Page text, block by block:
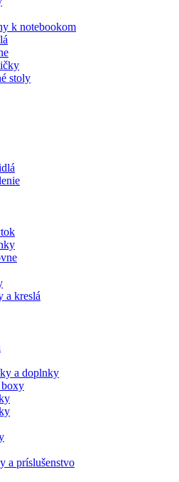
k notebookom
stoly
a kreslá
a doplnky
boxy
a príslušenstvo